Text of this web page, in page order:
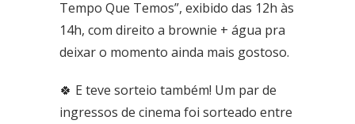
Fone: (61) 3030-6666
Ceilândia
QNN 30 Área Especial F
Park Sul
Tempo Que Temos”, exibido das 12h às
14h, com direito a brownie + água pra
deixar o momento ainda mais gostoso.
🍀 E teve sorteio também! Um par de
ingressos de cinema foi sorteado entre